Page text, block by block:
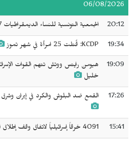
06/08/2026
20:12 الجمعية التونسية للنساء الديمقراطيات 37 عاماً من النضال
19:34 KCDP: قُتلت 25 امرأة في شهر تموز
19:09
هيومن رايتس ووتش تتهم القوات
خليل
17:26 القمع ضد البلوش والكرد في إيران وشرق
15:41 4091 خرقاً إسرائيلياً لاتفاق وقف إطلاق النار خلال 300 يوم